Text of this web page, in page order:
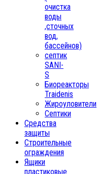
очистка
воды
,сточных
вод,
бассейнов)
септик
SANI-
S
Биореакторы
Traidenis
Жироуловители
Септики
Средства
защиты
Строительные
ограждения
Ящики
пластиковые